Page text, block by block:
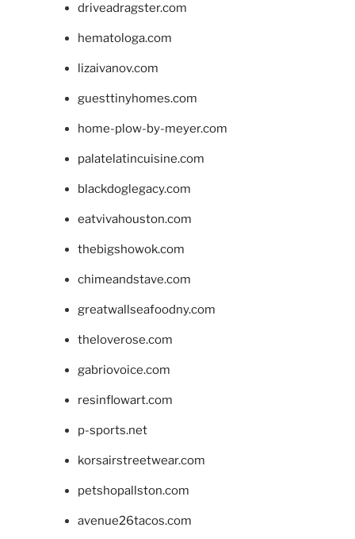
driveadragster.com
hematologa.com
lizaivanov.com
guesttinyhomes.com
home-plow-by-meyer.com
palatelatincuisine.com
blackdoglegacy.com
eatvivahouston.com
thebigshowok.com
chimeandstave.com
greatwallseafoodny.com
theloverose.com
gabriovoice.com
resinflowart.com
p-sports.net
korsairstreetwear.com
petshopallston.com
avenue26tacos.com